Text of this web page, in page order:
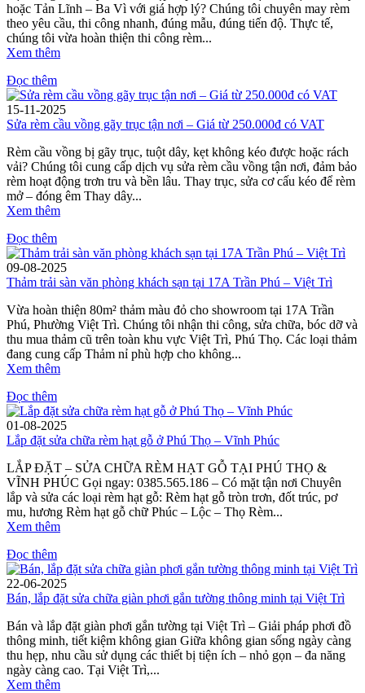
hoặc Tản Lĩnh – Ba Vì với giá hợp lý? Chúng tôi chuyên may rèm
theo yêu cầu, thi công nhanh, đúng mẫu, đúng tiến độ. Thực tế,
chúng tôi vừa hoàn thiện thi công rèm...
Xem thêm
Đọc thêm
15-11-2025
Sửa rèm cầu vồng gãy trục tận nơi – Giá từ 250.000đ có VAT
Rèm cầu vồng bị gãy trục, tuột dây, kẹt không kéo được hoặc rách
vải? Chúng tôi cung cấp dịch vụ sửa rèm cầu vồng tận nơi, đảm bảo
rèm hoạt động trơn tru và bền lâu. Thay trục, sửa cơ cấu kéo để rèm
mở – đóng êm Thay dây...
Xem thêm
Đọc thêm
09-08-2025
Thảm trải sàn văn phòng khách sạn tại 17A Trần Phú – Việt Trì
Vừa hoàn thiện 80m² thảm màu đỏ cho showroom tại 17A Trần
Phú, Phường Việt Trì. Chúng tôi nhận thi công, sửa chữa, bóc dỡ và
thu mua thảm cũ trên toàn khu vực Việt Trì, Phú Thọ. Các loại thảm
đang cung cấp Thảm nỉ phù hợp cho không...
Xem thêm
Đọc thêm
01-08-2025
Lắp đặt sửa chữa rèm hạt gỗ ở Phú Thọ – Vĩnh Phúc
LẮP ĐẶT – SỬA CHỮA RÈM HẠT GỖ TẠI PHÚ THỌ &
VĨNH PHÚC Gọi ngay: 0385.565.186 – Có mặt tận nơi Chuyên
lắp và sửa các loại rèm hạt gỗ: Rèm hạt gỗ tròn trơn, đốt trúc, pơ
mu, hương Rèm hạt gỗ chữ Phúc – Lộc – Thọ Rèm...
Xem thêm
Đọc thêm
22-06-2025
Bán, lắp đặt sửa chữa giàn phơi gắn tường thông minh tại Việt Trì
Bán và lắp đặt giàn phơi gắn tường tại Việt Trì – Giải pháp phơi đồ
thông minh, tiết kiệm không gian Giữa không gian sống ngày càng
thu hẹp, nhu cầu sử dụng các thiết bị tiện ích – nhỏ gọn – đa năng
ngày càng cao. Tại Việt Trì,...
Xem thêm